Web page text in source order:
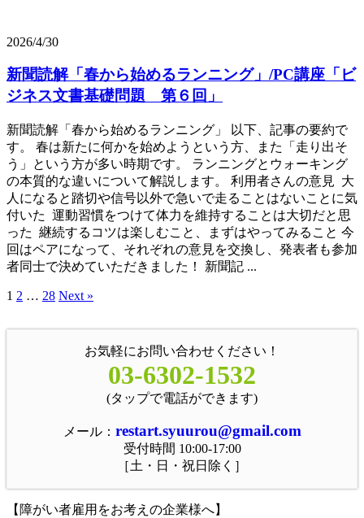
2026/4/30
新聞読解「春から始めるランニング」/PC講座「ビ
ジネス文書基礎問題 第６回」
新聞読解「春から始めるランニング」 以下、記事の要約で
す。 春は新たに何かを始めようという方、また「走り出そ
う」という方が多い時期です。 ランニングとウォーキング
の本質的な違いについて解説します。 利用者さんの意見 大
人になると踏切や信号以外で急いで走ることはないことに気
付いた 運動習慣をつけて体力を維持することは大切だと思
った 継続するコツは楽しむこと、まずはやってみること 今
回はペアになって、それぞれの意見を交換し、発表者も参加
者同士で決めていただきました！ 新聞記 ...
1 2 … 28 Next »
お気軽にお問い合わせください！
03-6302-1532
(タップで電話ができます)
メール： restart.syuurou@gmail.com
受付時間 10:00-17:00
［土・日・祝日除く］
【障がい者雇用をお考えの企業様へ】